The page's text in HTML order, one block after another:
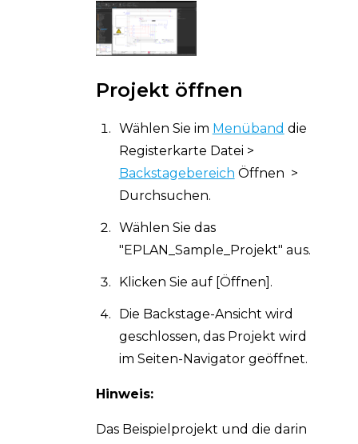
Projekt öffnen
Wählen Sie im Menüband die
Registerkarte Datei >
Backstagebereich Öffnen >
Durchsuchen.
Wählen Sie das
"EPLAN_Sample_Projekt" aus.
Klicken Sie auf [Öffnen].
Die Backstage-Ansicht wird
geschlossen, das Projekt wird
im Seiten-Navigator geöffnet.
Hinweis:
Das Beispielprojekt und die darin